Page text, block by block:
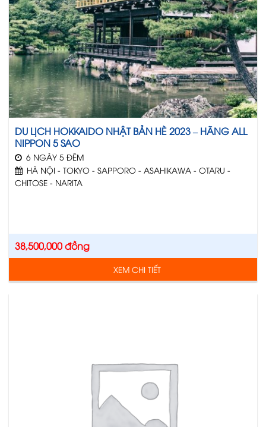
DU LỊCH HOKKAIDO NHẬT BẢN HÈ 2023 – HÃNG ALL
NIPPON 5 SAO
6 NGÀY 5 ĐÊM
HÀ NỘI - TOKYO - SAPPORO - ASAHIKAWA - OTARU -
CHITOSE - NARITA
38,500,000đồng
XEM CHI TIẾT